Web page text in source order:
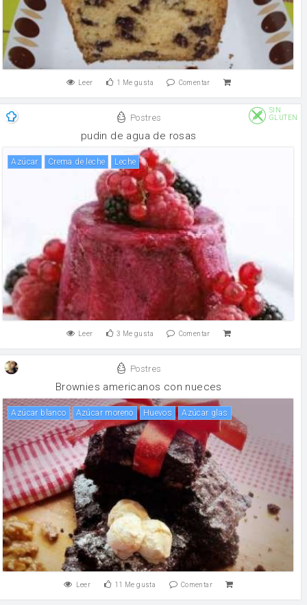
Leer 1 Me gusta Comentar
Postres
SIN
GLUTEN
pudin de agua de rosas
Azúcar crema de leche leche
Leer 3 Me gusta Comentar
Postres
Brownies americanos con nueces
Azúcar blanco Azúcar moreno huevos azúcar glas
Leer 11 Me gusta Comentar